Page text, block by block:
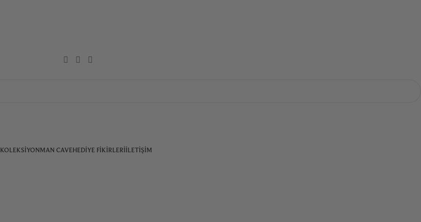
KOLEKSIYONMAN CAVEHEDIYE FIKIRLERIİLETIŞIM